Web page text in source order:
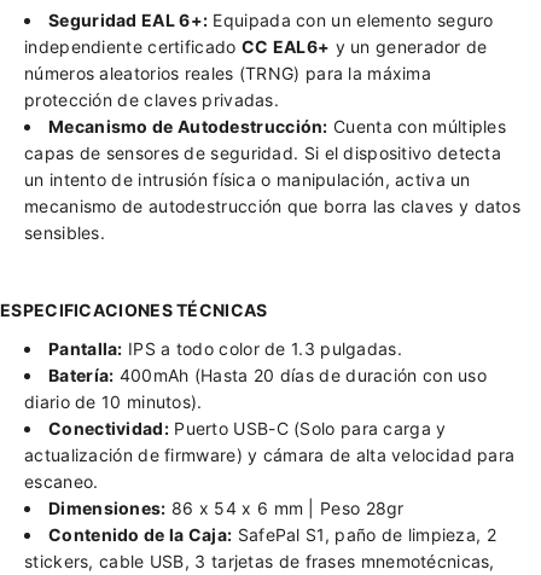
Seguridad EAL 6+: Equipada con un elemento seguro
independiente certificado CC EAL6+ y un generador de
números aleatorios reales (TRNG) para la máxima
protección de claves privadas.
Mecanismo de Autodestrucción: Cuenta con múltiples
capas de sensores de seguridad. Si el dispositivo detecta
un intento de intrusión física o manipulación, activa un
mecanismo de autodestrucción que borra las claves y datos
sensibles.
ESPECIFICACIONES TÉCNICAS
Pantalla: IPS a todo color de 1.3 pulgadas.
Batería: 400mAh (Hasta 20 días de duración con uso
diario de 10 minutos).
Conectividad:Puerto USB-C (Solo para carga y
actualización de firmware) y cámara de alta velocidad para
escaneo.
Dimensiones: 86 x 54 x 6 mm | Peso 28gr
Contenido de la Caja: SafePal S1, paño de limpieza, 2
stickers, cable USB, 3 tarjetas de frases mnemotécnicas,